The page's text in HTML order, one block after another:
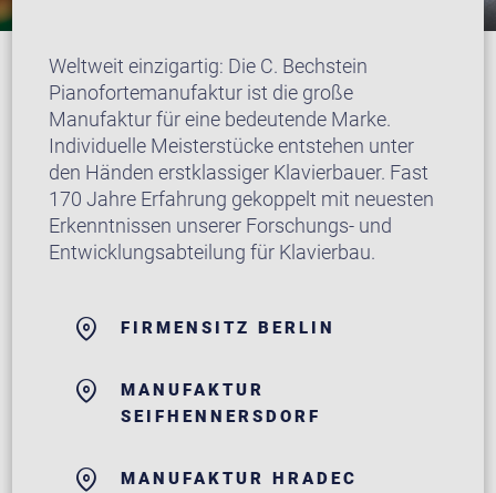
Weltweit einzigartig: Die C. Bechstein
Pianofortemanufaktur ist die große
Manufaktur für eine bedeutende Marke.
Individuelle Meisterstücke entstehen unter
den Händen erstklassiger Klavierbauer. Fast
170 Jahre Erfahrung gekoppelt mit neuesten
Erkenntnissen unserer Forschungs- und
Entwicklungsabteilung für Klavierbau.
FIRMENSITZ BERLIN
MANUFAKTUR
SEIFHENNERSDORF
MANUFAKTUR HRADEC